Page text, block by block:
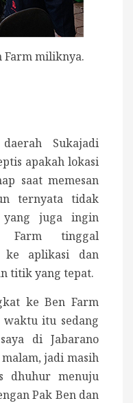
Farm miliknya.
Sukajadi
apakah lokasi
saat memesan
ternyata tidak
yang juga ingin
Farm tinggal
ke aplikasi dan
titik yang tepat.
ke Ben Farm
waktu itu sedang
di Jabarano
jadi masih
dhuhur menuju
Pak Ben dan